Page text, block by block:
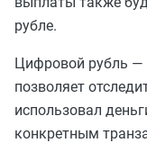
рубле.
Цифровой рубль —
позволяет
использовал
конкретным